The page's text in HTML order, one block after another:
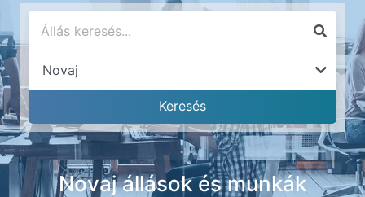
Novaj állások és munkák